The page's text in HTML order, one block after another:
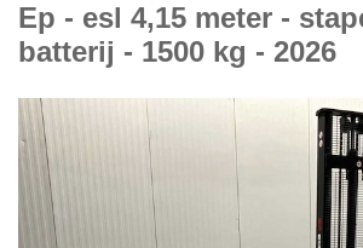
Ep - esl 4,15 meter -
batterij - 1500 kg - 2026